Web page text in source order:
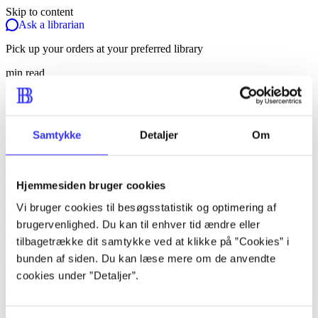
Samtykke Detaljer Om
Hjemmesiden bruger cookies
Vi bruger cookies til besøgsstatistik og optimering af
brugervenlighed. Du kan til enhver tid ændre eller
tilbagetrække dit samtykke ved at klikke på ”Cookies” i
bunden af siden. Du kan læse mere om de anvendte
cookies under ”Detaljer”.
Skip to content
Ask a librarian
Pick up your orders at your preferred library
min read
lorem ipsum dolor sit amet ...
lorem ipsum dolor sit amet ...
lorem ipsum dolor sit amet ...
lorem ipsum dolor sit amet ...
lorem ipsum dolor sit amet ...
lorem ipsum dolor sit amet ...